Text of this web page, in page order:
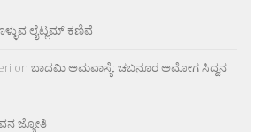
ಲೈಟ್ಲಮ್ ಕಣಿವೆ
on ಬಾದಮಿ ಅಮವಾಸ್ಯೆ: ಚಬನೂರ ಅಮೋಗ ಸಿದ್ದನ
ಜ್ಯೋತಿ